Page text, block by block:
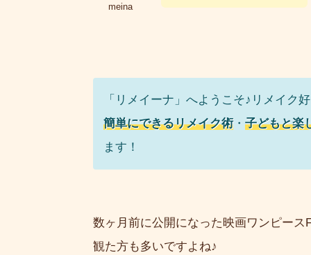
meina
「リメイーナ」へようこそ♪リメイク
簡単にできるリメイク術・ 子どもと楽
ます！
数ヶ月前に公開になった映画ワンピース
観た方も多いですよね♪